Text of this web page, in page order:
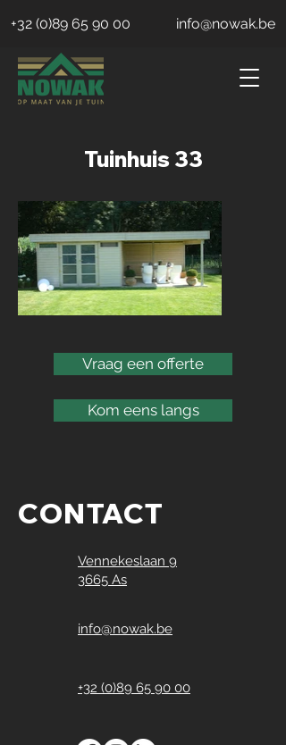
+32 (0)89 65 90 00 info@nowak.be
Tuinhuis 33
Vraag een offerte
Kom eens langs
CONTACT
Vennekeslaan 9
3665 As
info@nowak.be
+32 (0)89 65 90 00